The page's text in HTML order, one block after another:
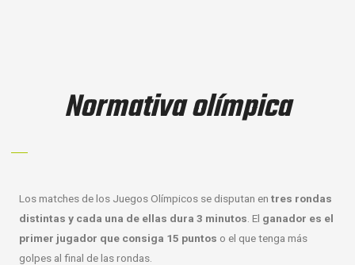
Normativa olímpica
Los matches de los Juegos Olímpicos se disputan en tres rondas
distintas y cada una de ellas dura 3 minutos . El ganador es el
primer jugador que consiga 15 puntos o el que tenga más
golpes al final de las rondas.